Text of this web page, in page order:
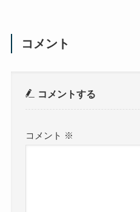
コメント
コメントする
コメント ※